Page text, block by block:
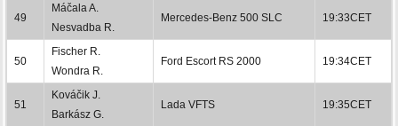
49
Máčala A.
Nesvadba R.
Mercedes-Benz 500 SLC 19:33CET
50
Fischer R.
Wondra R.
Ford Escort RS 2000 19:34CET
51
Kováčik J.
Barkász G.
Lada VFTS 19:35CET